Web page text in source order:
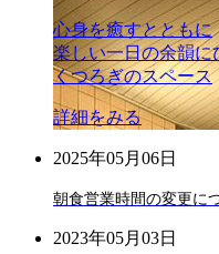
心身を癒すとともに
楽しい一日の余韻に
くつろぎのスペース
詳細をみる
2025年05月06日
朝食営業時間の変更に
2023年05月03日